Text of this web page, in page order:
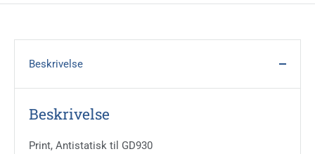
Beskrivelse
Beskrivelse
Print, Antistatisk til GD930